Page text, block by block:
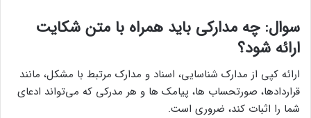
سوال: چه مدارکی باید همراه با متن شکایت
ارائه شود؟
ارائه کپی از مدارک شناسایی، اسناد و مدارک مرتبط با مشکل، مانند
قراردادها، صورتحساب ها، پیامک ها و هر مدرکی که می‌تواند ادعای
شما را اثبات کند، ضروری است.